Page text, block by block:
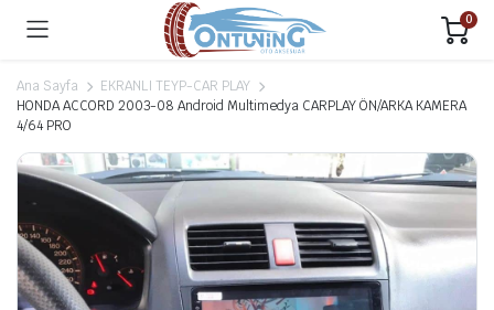
0
Ana Sayfa
EKRANLI TEYP-CAR PLAY
HONDA ACCORD 2003-08 Android Multimedya CARPLAY ÖN/ARKA KAMERA
4/64 PRO